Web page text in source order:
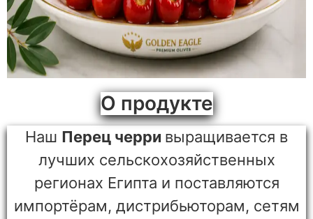
О продукте
Наш Перец черри выращивается в
лучших сельскохозяйственных
регионах Египта и поставляются
импортёрам, дистрибьюторам, сетям